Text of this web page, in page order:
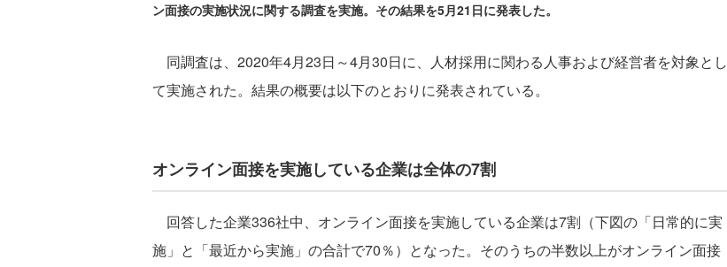
ン面接の実施状況に関する調査を実施。その結果を5月21日に発表した。
同調査は、2020年4月23日～4月30日に、人材採用に関わる人事および経営者を対象とし
て実施された。結果の概要は以下のとおりに発表されている。
オンライン面接を実施している企業は全体の7割
回答した企業336社中、オンライン面接を実施している企業は7割（下図の「日常的に実
施」と「最近から実施」の合計で70％）となった。そのうちの半数以上がオンライン面接